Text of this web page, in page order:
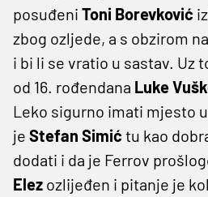
posuđeni Toni Borevković
zbog ozljede, a s obzirom
i bi li se vratio u sastav. Uz
od 16. rođendana Luke
Leko sigurno imati mjesto
je Stefan Simić tu kao
dodati i da je Ferrov
Elez ozlijeđen i pitanje je